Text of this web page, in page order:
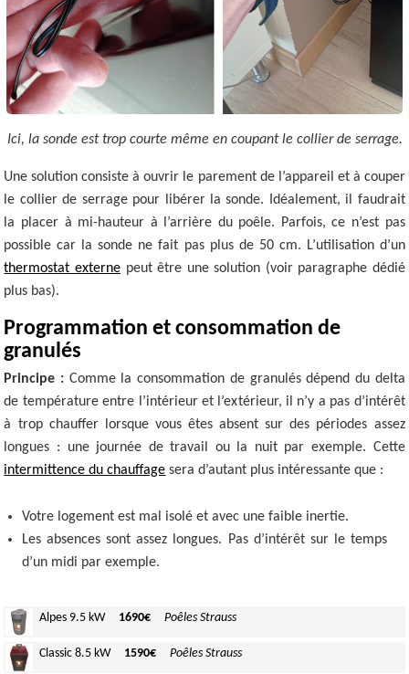
Ici, la sonde est trop courte même en coupant le collier de serrage.
Une solution consiste à ouvrir le parement de l’appareil et à couper
le collier de serrage pour libérer la sonde. Idéalement, il faudrait
la placer à mi-hauteur à l’arrière du poêle. Parfois, ce n’est pas
possible car la sonde ne fait pas plus de 50 cm. L’utilisation d’un
thermostat externe peut être une solution (voir paragraphe dédié
plus bas).
Programmation et consommation de
granulés
Principe : Comme la consommation de granulés dépend du delta
de température entre l’intérieur et l’extérieur, il n’y a pas d’intérêt
à trop chauffer lorsque vous êtes absent sur des périodes assez
longues : une journée de travail ou la nuit par exemple. Cette
intermittence du chauffage sera d’autant plus intéressante que :
Votre logement est mal isolé et avec une faible inertie.
Les absences sont assez longues. Pas d’intérêt sur le temps
d’un midi par exemple.
Alpes 9.5 kW 1690€ Poêles Strauss
Classic8.5 kW 1590€ Poêles Strauss